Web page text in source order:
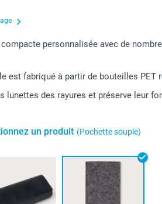
personnalisée avec de
est fabriqué à partir de bouteilles PET
lunettes des rayures et préserve leur
un produit (Pochette souple)